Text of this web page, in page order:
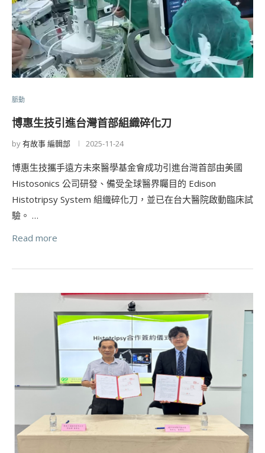
脈動
博惠生技引進台灣首部組織碎化刀
by有故事 編輯部 2025-11-24
博惠生技攜手遠方未來醫學基金會成功引進台灣首部由美國
Histosonics 公司研發、備受全球醫界矚目的 Edison
Histotripsy System 組織碎化刀，並已在台大醫院啟動臨床試
驗。 …
Read more